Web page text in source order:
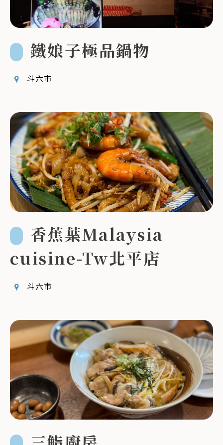
鐵娘子極品鍋物
斗六市
香蕉葉Malaysia
cuisine-Tw北平店
斗六市